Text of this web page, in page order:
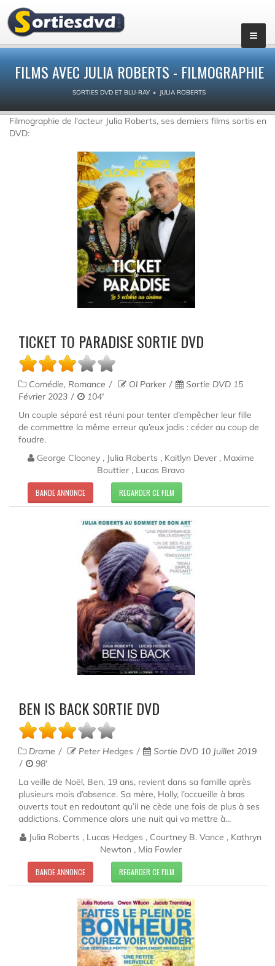
FILMS AVEC JULIA ROBERTS - FILMOGRAPHIE
SORTIES DVD ET BLU-RAY JULIA ROBERTS
Filmographie de l'acteur Julia Roberts, ses derniers films sortis en
DVD:
TICKET TO PARADISE SORTIE DVD
Comédie, Romance Ol Parker
Sortie DVD 15
Février 2023
104'
Un couple séparé est réuni pour tenter d’empêcher leur fille
de commettre la même erreur qu’eux jadis : céder au coup de
foudre.
George Clooney , Julia Roberts , Kaitlyn Dever , Maxime
Bouttier , Lucas Bravo
BANDE ANNONCE REGARDER CE FILM
BEN IS BACK SORTIE DVD
Drame Peter Hedges
Sortie DVD 10 Juillet 2019
98'
La veille de Noël, Ben, 19 ans, revient dans sa famille après
plusieurs mois d’absence. Sa mère, Holly, l’accueille à bras
ouverts tout en redoutant qu’il ne cède une fois de plus à ses
addictions. Commence alors une nuit qui va mettre à...
Julia Roberts , Lucas Hedges , Courtney B. Vance , Kathryn
Newton , Mia Fowler
BANDE ANNONCE REGARDER CE FILM